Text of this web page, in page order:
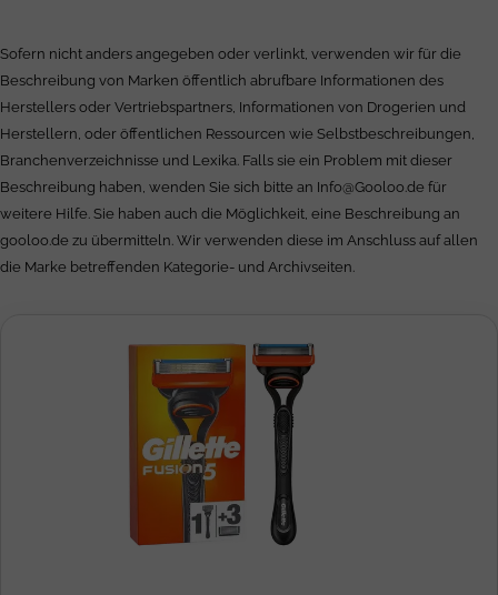
Sofern nicht anders angegeben oder verlinkt, verwenden wir für die
Beschreibung von Marken öffentlich abrufbare Informationen des
Herstellers oder Vertriebspartners, Informationen von Drogerien und
Herstellern, oder öffentlichen Ressourcen wie Selbstbeschreibungen,
Branchenverzeichnisse und Lexika. Falls sie ein Problem mit dieser
Beschreibung haben, wenden Sie sich bitte an Info@Gooloo.de für
weitere Hilfe. Sie haben auch die Möglichkeit, eine Beschreibung an
gooloo.de zu übermitteln. Wir verwenden diese im Anschluss auf allen
die Marke betreffenden Kategorie- und Archivseiten.